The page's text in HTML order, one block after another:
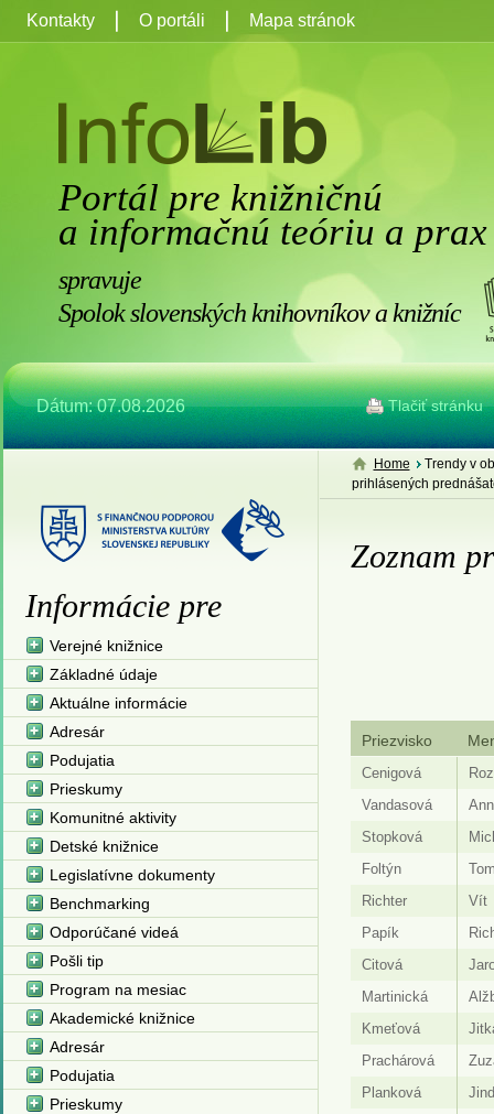
Portál pre knižničnú
a informačnú teóriu a prax
spravuje
Spolok slovenských knihovníkov a knižníc
Dátum: 07.08.2026 Tlačiť stránku
Kontakty O portáli Mapa stránok
Home
Trendy v
prihlásených
Zoznam
Priezvisko
Cenigová
Vandasová
Stopková
Foltýn
Richter
Vít
Papík
Citová
Martinická
Kmeťová
Prachárová
Planková
Informácie pre
Verejné knižnice
Základné údaje
Aktuálne informácie
Adresár
Podujatia
Prieskumy
Komunitné aktivity
Detské knižnice
Legislatívne dokumenty
Benchmarking
Odporúčané videá
Pošli tip
Program na mesiac
Akademické knižnice
Adresár
Podujatia
Prieskumy